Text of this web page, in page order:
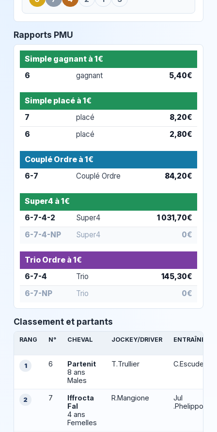
Rapports PMU
Simple gagnant à 1€
6 gagnant 5,40€
Simple placé à 1€
7 placé
8,20€
6
placé 2,80€
Couplé Ordre à 1€
6-7 Couplé Ordre 84,20€
Super4 à 1€
6-7-4-2 Super4
1 031,70€
6-7-4-NP
Super4 0€
Trio Ordre à 1€
6-7-4 Trio
145,30€
6-7-NP
Trio 0€
Classement et partants
RANG N° CHEVAL JOCKEY/DRIVER ENTRAÎNEUR
1 6
Partenit
8 ans
Males
T.Trullier C.Escuder
2 7
Iffrocta
Fal
4 ans
Femelles
R.Mangione
Jul
.Phelippon